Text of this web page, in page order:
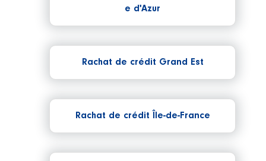
e d'Azur
Rachat de crédit Grand Est
Rachat de crédit Île-de-France